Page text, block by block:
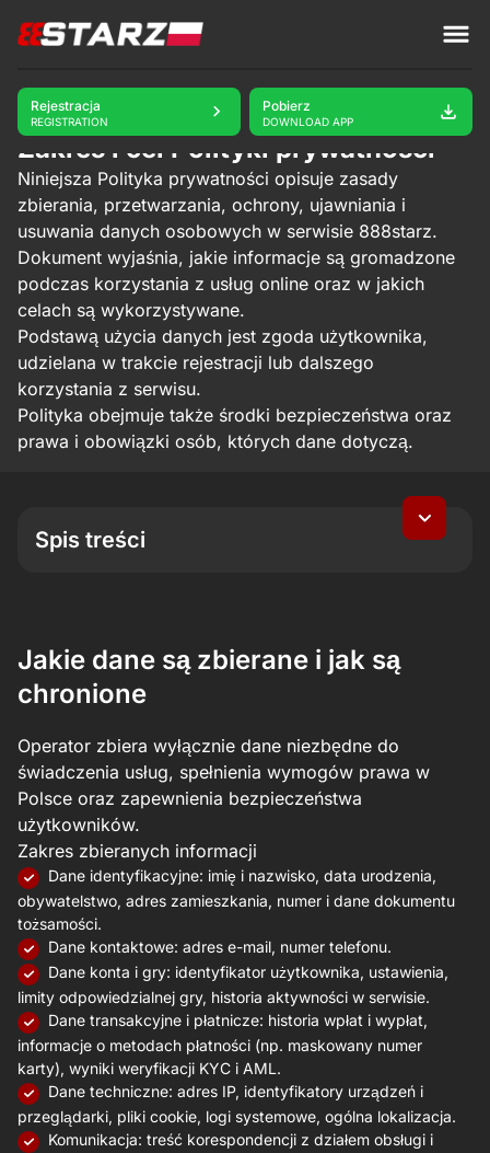
Rejestracja
REGISTRATION
Pobierz
DOWNLOAD APP
888starz Polityka prywatności
Zakres i cel Polityki prywatności
Niniejsza Polityka prywatności opisuje zasady
zbierania, przetwarzania, ochrony, ujawniania i
usuwania danych osobowych w serwisie 888starz.
Dokument wyjaśnia, jakie informacje są gromadzone
podczas korzystania z usług online oraz w jakich
celach są wykorzystywane.
Podstawą użycia danych jest zgoda użytkownika,
udzielana w trakcie rejestracji lub dalszego
korzystania z serwisu.
Polityka obejmuje także środki bezpieczeństwa oraz
prawa i obowiązki osób, których dane dotyczą.
Spis treści
Dostęp, aktualizacja i usuwanie danych
Prywatność osób niepełnoletnich
Przekazywanie danych poza Polskę i EOG
Pliki cookie i podobne technologie
Akceptacja i wersja obowiązująca
Udostępnianie danych podmiotom trzecim
Linki do serwisów zewnętrznych
Jakie dane są zbierane i jak są
chronione
Operator zbiera wyłącznie dane niezbędne do
świadczenia usług, spełnienia wymogów prawa w
Polsce oraz zapewnienia bezpieczeństwa
użytkowników.
Zakres zbieranych informacji
Dane identyfikacyjne: imię i nazwisko, data urodzenia,
obywatelstwo, adres zamieszkania, numer i dane dokumentu
tożsamości.
Dane kontaktowe: adres e-mail, numer telefonu.
Dane konta i gry: identyfikator użytkownika, ustawienia,
limity odpowiedzialnej gry, historia aktywności w serwisie.
Dane transakcyjne i płatnicze: historia wpłat i wypłat,
informacje o metodach płatności (np. maskowany numer
karty), wyniki weryfikacji KYC i AML.
Dane techniczne: adres IP, identyfikatory urządzeń i
przeglądarki, pliki cookie, logi systemowe, ogólna lokalizacja.
Komunikacja: treść korespondencji z działem obsługi i